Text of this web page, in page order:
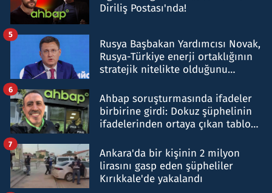
Diriliş Postası'nda!
Rusya Başbakan Yardımcısı Novak,
Rusya-Türkiye enerji ortaklığının
stratejik nitelikte olduğunu
5
Ahbap soruşturmasında ifadeler
birbirine girdi: Dokuz şüphelinin
ifadelerinden ortaya çıkan tablo
6
Ankara'da bir kişinin 2 milyon
lirasını gasp eden şüpheliler
Kırıkkale'de yakalandı
7